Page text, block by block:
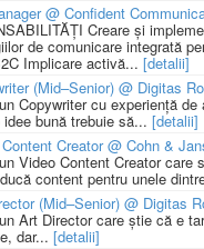
@ Confident
Creare și
de comunicare integrată
Implicare activă... [detalii]
(Mid–Senior) @ Digitas
Copywriter cu experiență de
bună trebuie să... [detalii]
Creator @ Cohn &
Video Content Creator care
content pentru unele
(Mid–Senior) @ Digitas
Art Director care știe că e
dar... [detalii]